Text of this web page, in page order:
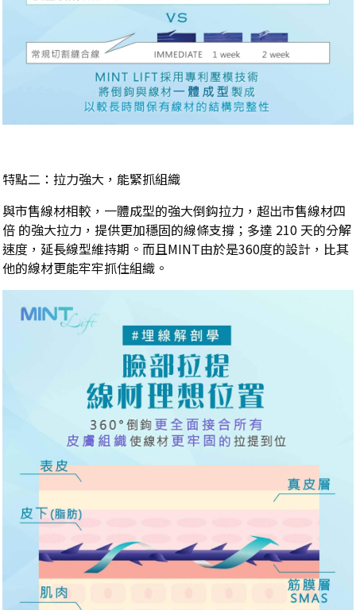
特點二：拉力強大，能緊抓組織
與市售線材相較，一體成型的強大倒鈎拉力，超出市售線材四
倍 的強大拉力，提供更加穩固的線條支撐；多達 210 天的分解
速度，延長線型維持期。而且MINT由於是360度的設計，比其
他的線材更能牢牢抓住組織。